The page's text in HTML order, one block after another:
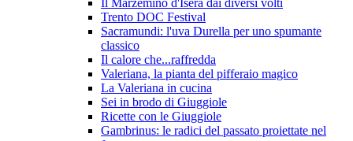
Il Marzemino d'Isera dai diversi volti
Trento DOC Festival
Sacramundi: l'uva Durella per uno spumante
classico
Il calore che...raffredda
Valeriana, la pianta del pifferaio magico
La Valeriana in cucina
Sei in brodo di Giuggiole
Ricette con le Giuggiole
Gambrinus: le radici del passato proiettate nel